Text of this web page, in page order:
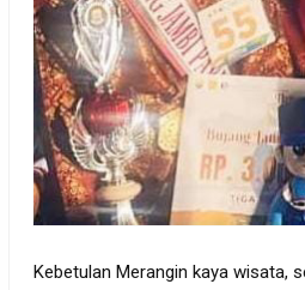
Kebetulan Merangin kaya wisata,